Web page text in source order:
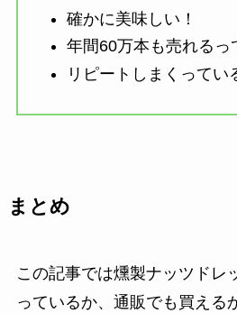
確かに美味しい！
年間60万本も売れるっ
リピートしまくってい
まとめ
この記事では燻製ナッツドレ
っているか、通販でも買える